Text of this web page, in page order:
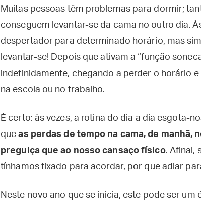
Muitas pessoas têm problemas para dormir;
conseguem levantar-se da cama no outro dia.
despertador para determinado horário, mas
levantar-se! Depois que ativam a “função
indefinidamente, chegando a perder o horário
na escola ou no trabalho.
É certo: às vezes, a rotina do dia a dia esgota-
queas perdas de tempo na cama, de manhã,
preguiça que ao nosso cansaço físico. Afinal,
tínhamos fixado para acordar, por que adiar
Neste novo ano que se inicia, este pode ser